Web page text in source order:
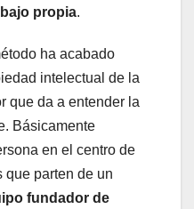
propia.
ha acabado
intelectual de la
que da a entender la
Básicamente
en el centro de
que parten de un
fundador de